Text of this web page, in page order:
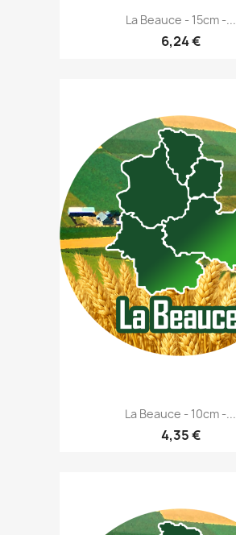
La Beauce - 15cm -...
6,24 €
La Beauce - 10cm -...
4,35 €